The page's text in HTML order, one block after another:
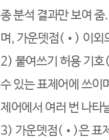
종 분석 결과만 보여
며, 가운뎃점(•) 이외
2) 붙여쓰기 허용 기호
수 있는 표제어에 쓰이
제어에서 여러 번 나타
3) 가운뎃점(•)은 표